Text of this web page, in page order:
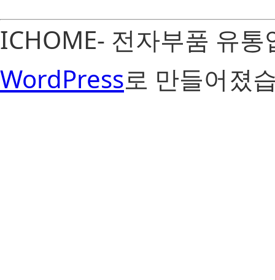
ICHOME- 전자부품 유
WordPress로 만들어졌